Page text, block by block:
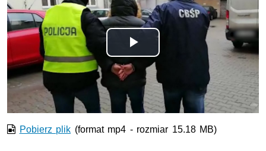
Odtwórz
wideo
Pobierz plik (format mp4 - rozmiar 15.18 MB)